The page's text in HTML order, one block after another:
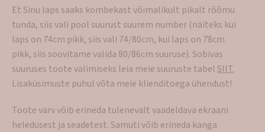
Et Sinu laps saaks kombekast võimalikult pikalt rõõmu
tunda, siis vali pool suurust suurem number (näiteks kui
laps on 74cm pikk, siis vali 74/80cm, kui laps on 78cm
pikk, siis soovitame valida 80/86cm suuruse). Sobivas
suuruses toote valimiseks leia meie suuruste tabelSIIT.
Lisaküsimuste puhul võta meie klienditoega ühendust!
Toote värv võib erineda tulenevalt vaadeldava ekraani
heledusest ja seadetest. Samuti võib erineda kanga